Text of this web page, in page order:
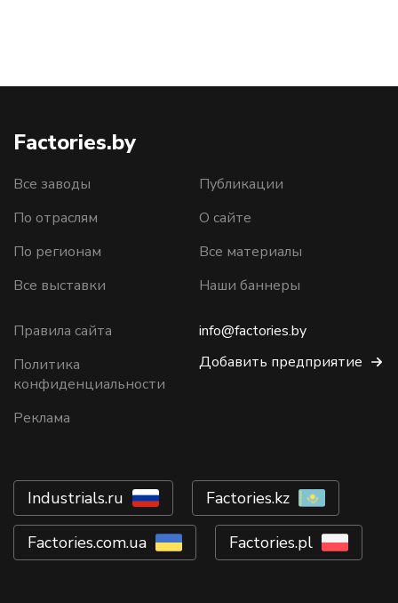
Factories.by
Все заводы
По отраслям
По регионам
Все выставки
Публикации
О сайте
Все материалы
Наши баннеры
Правила сайта
Политика
конфиденциальности
Реклама
info@factories.by
Добавить предприятие
Industrials.ru Factories.kz
Factories.com.ua Factories.pl